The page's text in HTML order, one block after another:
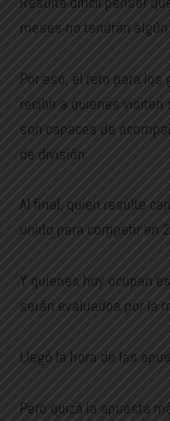
meses no tendrán
Por eso, el reto para
recibir a quienes visiten
son capaces de
de división.
Al final, quien resulte
unido para competir en
Y quienes hoy ocupan
serán evaluados por la
Llegó la hora de las
Pero quizá la apuesta